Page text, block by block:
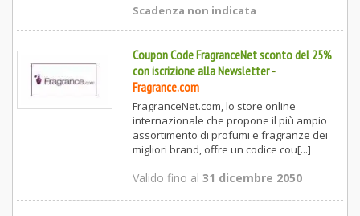
Scadenza non indicata
Coupon Code FragranceNet sconto del 25%
con iscrizione alla Newsletter-
Fragrance.com
FragranceNet.com, lo store online
internazionale che propone il più ampio
assortimento di profumi e fragranze dei
migliori brand, offre un codice cou[...]
Valido fino al 31 dicembre 2050